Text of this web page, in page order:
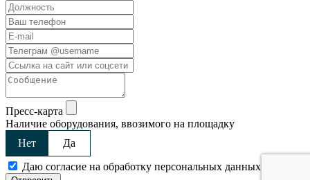
Пресс-карта
Наличие оборудования, ввозимого на площадку
Нет
Да
Даю согласие на обработку персональных данных